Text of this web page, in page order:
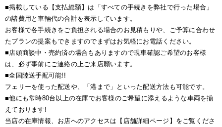
■掲載している【支払総額】は「すべての手続きを弊社で行った場合」
の諸費用と車輛代の合計を表示しています。
お客様で各手続きをご負担される場合のお見積もりや、ご予算に合わせ
たプランの提案もできますのでまずはお気軽にお電話ください。
■店頭商談中・売約済の場合もありますので現車確認ご希望のお客様
は、必ず事前にご連絡の上ご来店願います。
■全国陸送手配可能!!
フェリーを使った配送や、「港まで」といった配送方法も可能です。
■他にも常時80台以上の在庫でお客様のご希望に添えるような車両を揃
えております!
当店の在庫情報、お店へのアクセスは【店舗詳細ページ】をご覧くださ